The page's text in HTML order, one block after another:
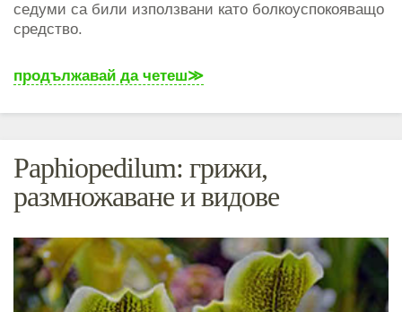
седуми са били използвани като болкоуспокояващо
средство.
продължавай да четеш
Paphiopedilum: грижи,
размножаване и видове